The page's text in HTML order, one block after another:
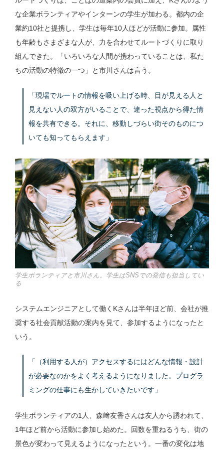
な企業ボランティアやインターンの学生が加わる。都内の企
業約10社と提携し、学生は毎年10人ほどが活動に参加。属性
も年齢もさまざまな人が、力を合わせてルートづくりに取り
組んできた。「いろいろな人間が携わっていることは、私た
ちの活動の特徴の一つ」と市川さんは言う。
「現場でルートの情報を吸い上げる時、目が見える人と
見えない人の双方がいることで、違った視点から得た情
報を共有できる。それに、移動しづらい街そのものにつ
いても知ってもらえます」
学生ボランティアと市川さん。学生はSNSでの発信も担当してい
る
システムエンジニアとして働くKさんは半年ほど前、会社が推
奨する社会貢献活動の案内を見て、参加するようになったと
いう。
「（利用する人が）アクセスするにはどんな情報・設計
が必要なのかをよく考えるようになりました。プログラ
ミングの仕事にも生かしていきたいです」
学生ボランティアの1人、森﨑友香さんは友人から誘われて、
1年ほど前から活動に参加し始めた。回数を重ねるうち、街の
景色が変わって見えるようになったという。一番の変化は地